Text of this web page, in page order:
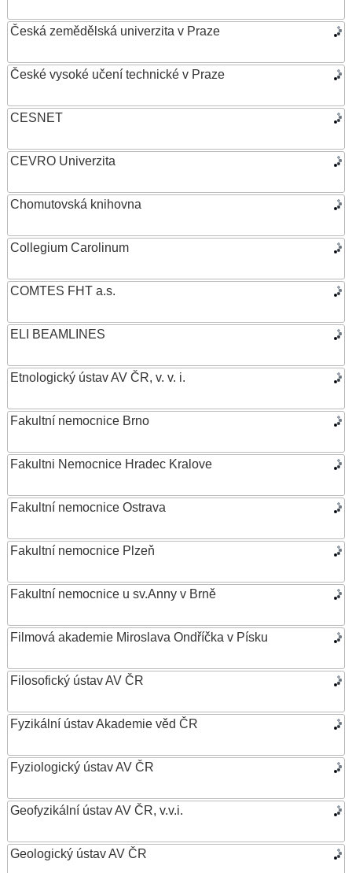
Česká zemědělská univerzita v Praze
České vysoké učení technické v Praze
CESNET
CEVRO Univerzita
Chomutovská knihovna
Collegium Carolinum
COMTES FHT a.s.
ELI BEAMLINES
Etnologický ústav AV ČR, v. v. i.
Fakultní nemocnice Brno
Fakultni Nemocnice Hradec Kralove
Fakultní nemocnice Ostrava
Fakultní nemocnice Plzeň
Fakultní nemocnice u sv.Anny v Brně
Filmová akademie Miroslava Ondříčka v Písku
Filosofický ústav AV ČR
Fyzikální ústav Akademie věd ČR
Fyziologický ústav AV ČR
Geofyzikální ústav AV ČR, v.v.i.
Geologický ústav AV ČR